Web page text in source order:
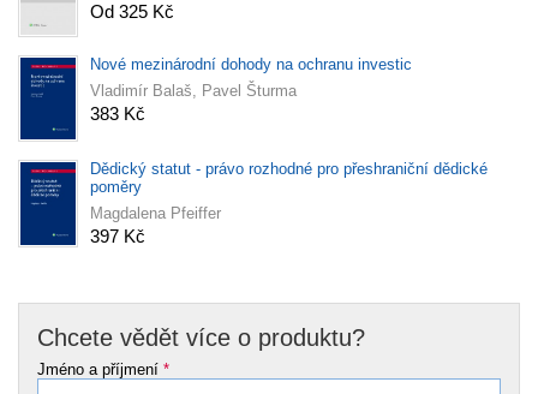
Od 325 Kč
Nové mezinárodní dohody na ochranu investic
Vladimír Balaš, Pavel Šturma
383 Kč
Dědický statut - právo rozhodné pro přeshraniční dědické
poměry
Magdalena Pfeiffer
397 Kč
Chcete vědět více o produktu?
Jméno a příjmení *